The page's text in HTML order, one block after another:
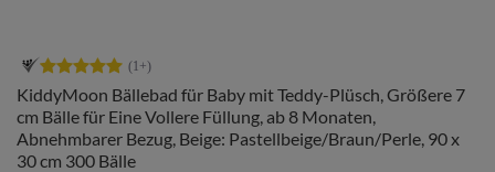
KiddyMoon Bällebad für Baby mit Teddy-Plüsch, Größere 7
cm Bälle für Eine Vollere Füllung, ab 8 Monaten,
Abnehmbarer Bezug, Beige: Pastellbeige/Braun/Perle, 90 x
30 cm 300 Bälle